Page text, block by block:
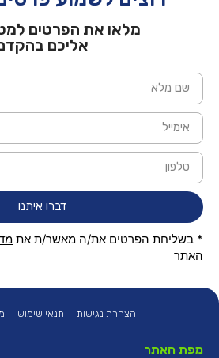
מלאו את הפרטים
אליכם
דברו איתנו
* בשליחת הפרטים את/ה מאשר/ת את
האתר
הצהרת נגישות תנאי שימוש
מפת האתר